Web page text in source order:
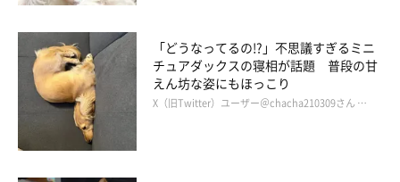
「どうなってるの!?」不思議すぎるミニ
チュアダックスの寝相が話題 普段の甘
えん坊な姿にもほっこり
X（旧Twitter）ユーザー＠chacha210309さん …